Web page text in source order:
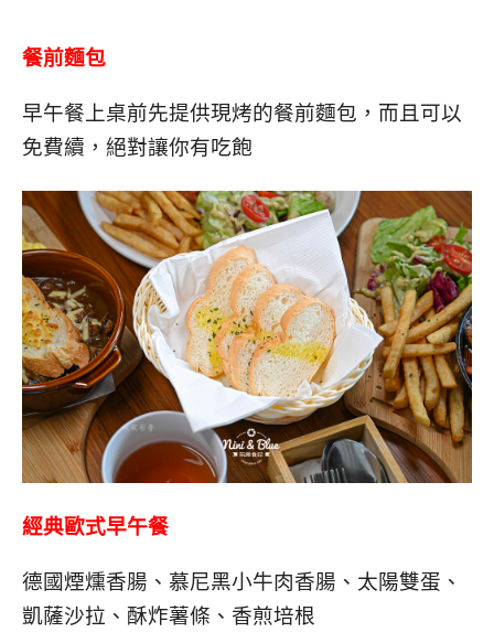
餐前麵包
早午餐上桌前先提供現烤的餐前麵包，而且可以
免費續，絕對讓你有吃飽
經典歐式早午餐
德國煙燻香腸、慕尼黑小牛肉香腸、太陽雙蛋、
凱薩沙拉、酥炸薯條、香煎培根